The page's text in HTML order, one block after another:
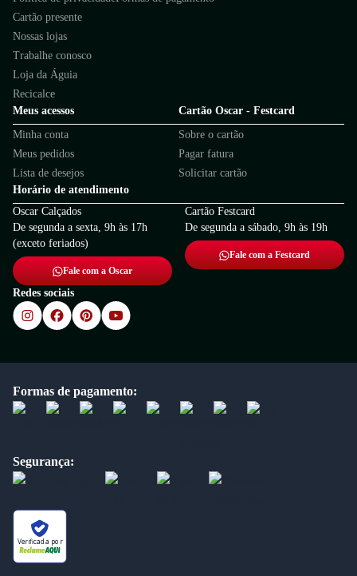
Cartão presente
Nossas lojas
Trabalhe conosco
Loja da Águia
Recicalce
Meus acessos
Minha conta
Meus pedidos
Lista de desejos
Cartão Oscar - Festcard
Sobre o cartão
Pagar fatura
Solicitar cartão
Horário de atendimento
Oscar Calçados
De segunda a sexta, 9h às 17h
(exceto feriados)
Fale com a Oscar
Cartão Festcard
De segunda a sábado, 9h às 19h
Fale com a Festcard
Redes sociais
Formas de pagamento:
Segurança:
Verificada por